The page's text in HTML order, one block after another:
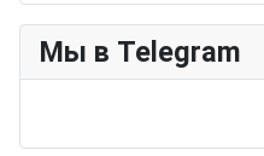
Мы в Telegram